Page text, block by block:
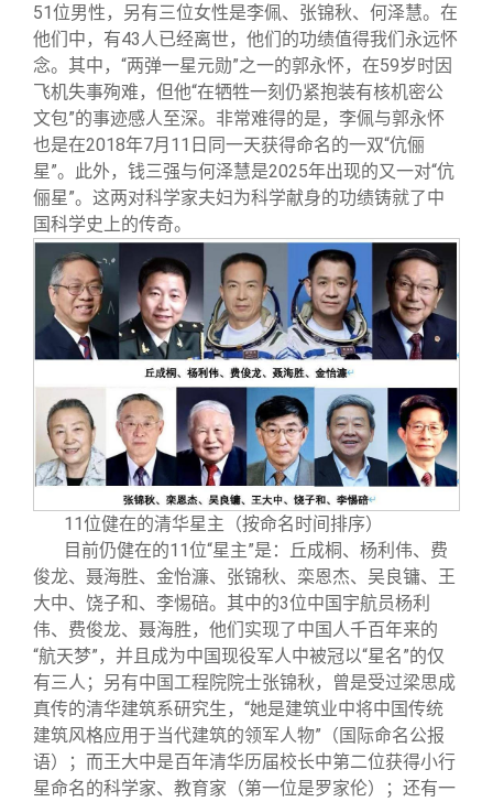
51位男性，另有三位女性是李佩、张锦秋、何泽慧。在
他们中，有43人已经离世，他们的功绩值得我们永远怀
念。其中，“两弹一星元勋”之一的郭永怀，在59岁时因
飞机失事殉难，但他“在牺牲一刻仍紧抱装有核机密公
文包”的事迹感人至深。非常难得的是，李佩与郭永怀
也是在2018年7月11日同一天获得命名的一双“伉俪
星”。此外，钱三强与何泽慧是2025年出现的又一对“伉
俪星”。这两对科学家夫妇为科学献身的功绩铸就了中
国科学史上的传奇。
11位健在的清华星主（按命名时间排序）
目前仍健在的11位“星主”是：丘成桐、杨利伟、费
俊龙、聂海胜、金怡濂、张锦秋、栾恩杰、吴良镛、王
大中、饶子和、李惕碚。其中的3位中国宇航员杨利
伟、费俊龙、聂海胜，他们实现了中国人千百年来的
“航天梦”，并且成为中国现役军人中被冠以“星名”的仅
有三人；另有中国工程院院士张锦秋，曾是受过梁思成
真传的清华建筑系研究生，“她是建筑业中将中国传统
建筑风格应用于当代建筑的领军人物”（国际命名公报
语）；而王大中是百年清华历届校长中第二位获得小行
星命名的科学家、教育家（第一位是罗家伦）；还有一